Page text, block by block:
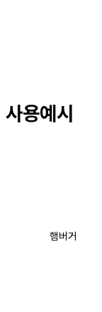
사용예시
햄버거